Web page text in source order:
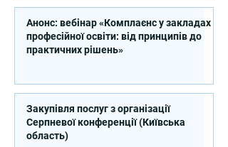
Анонс: вебінар «Комплаєнс у закладах
професійної освіти: від принципів до
практичних рішень»
Закупівля послуг з організації
Серпневої конференції (Київська
область)